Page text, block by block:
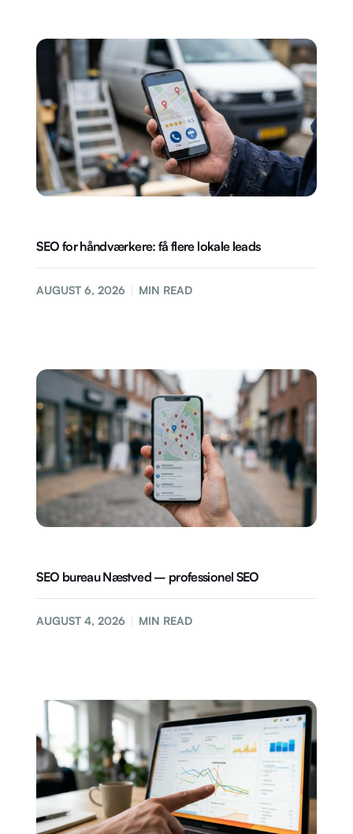
SEO for håndværkere: få flere lokale leads
AUGUST 6, 2026 MIN READ
SEO bureau Næstved – professionel SEO
AUGUST 4, 2026 MIN READ